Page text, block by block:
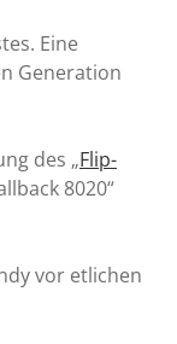
Eine
Generation
des „Flip-
8020“
vor etlichen